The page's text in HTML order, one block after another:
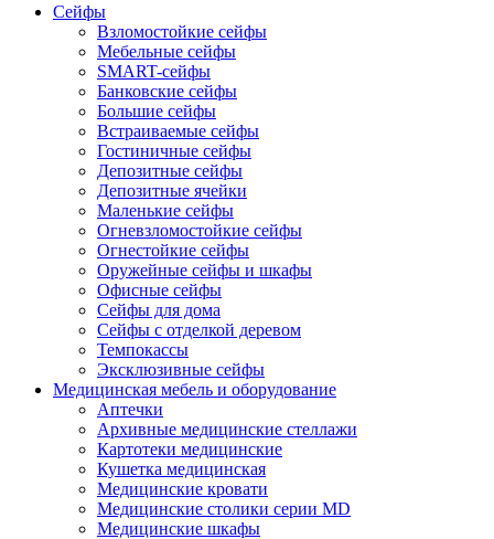
Сейфы
Взломостойкие сейфы
Мебельные сейфы
SMART-сейфы
Банковские сейфы
Большие сейфы
Встраиваемые сейфы
Гостиничные сейфы
Депозитные сейфы
Депозитные ячейки
Маленькие сейфы
Огневзломостойкие сейфы
Огнестойкие сейфы
Оружейные сейфы и шкафы
Офисные сейфы
Сейфы для дома
Сейфы с отделкой деревом
Темпокассы
Эксклюзивные сейфы
Медицинская мебель и оборудование
Аптечки
Архивные медицинские стеллажи
Картотеки медицинские
Кушетка медицинская
Медицинские кровати
Медицинские столики серии MD
Медицинские шкафы